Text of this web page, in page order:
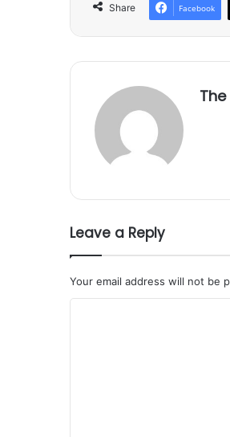
Share Facebook
Leave a Reply
Your email address will not be